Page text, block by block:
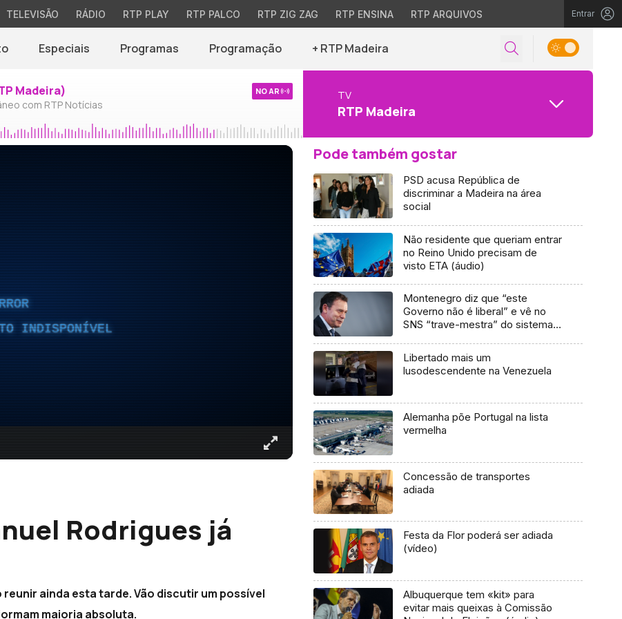
TELEVISÃO RÁDIO RTP PLAY RTP PALCO RTP ZIG ZAG RTP ENSINA RTP ARQUIVOS Entrar
Especiais Programas Programação + RTP Madeira
Madeira)
com RTP Notícias
NO AR TV
RTP Madeira
INDISPONÍVEL
Rodrigues já
ainda esta tarde. Vão discutir um possível
maioria absoluta.
Pode também gostar
PSD acusa República de
discriminar a Madeira na área
social
Não residente que queriam entrar
no Reino Unido precisam de
visto ETA (áudio)
Montenegro diz que “este
Governo não é liberal” e vê no
SNS “trave-mestra” do sistema
Libertado mais um
lusodescendente na Venezuela
Alemanha põe Portugal na lista
vermelha
Concessão de transportes
adiada
Festa da Flor poderá ser adiada
(vídeo)
Albuquerque tem «kit» para
evitar mais queixas à Comissão